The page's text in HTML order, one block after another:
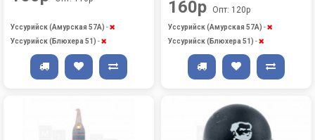
Уссурийск (Амурская 57А) -
Уссурийск (Блюхера 51) -
160р Опт: 120р
Уссурийск (Амурская 57А) -
Уссурийск (Блюхера 51) -